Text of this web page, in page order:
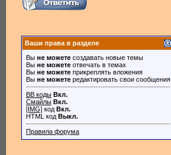
Ваши права в разделе
Вы не можете создавать новые темы
Вы не можете отвечать в темах
Вы не можете прикреплять вложения
Вы не можете редактировать свои сообщения
BB коды Вкл.
Смайлы Вкл.
[IMG] код Вкл.
HTML код Выкл.
Правила форума